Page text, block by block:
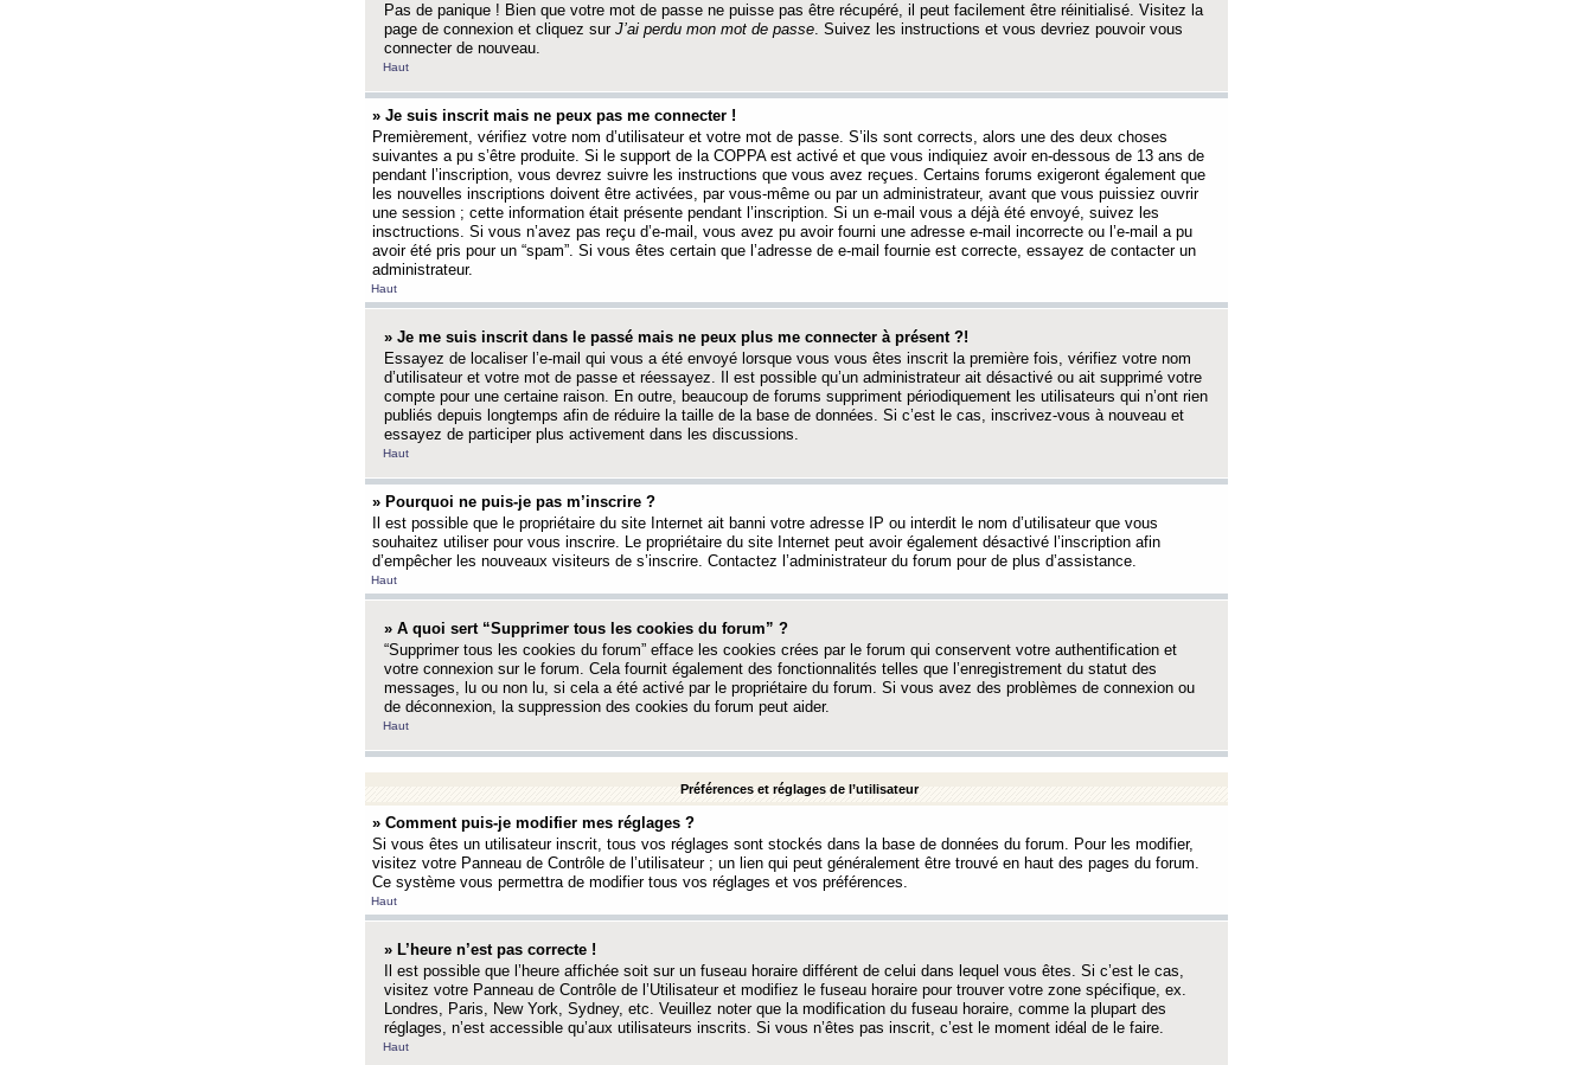
Pas de panique ! Bien que votre mot de passe ne puisse pas être récupéré, il peut facilement être réinitialisé. Visitez la
page de connexion et cliquez sur J’ai perdu mon mot de passe. Suivez les instructions et vous devriez pouvoir vous
connecter de nouveau.
Haut
» Je suis inscrit mais ne peux pas me connecter !
Premièrement, vérifiez votre nom d’utilisateur et votre mot de passe. S’ils sont corrects, alors une des deux choses
suivantes a pu s’être produite. Si le support de la COPPA est activé et que vous indiquiez avoir en-dessous de 13 ans de
pendant l’inscription, vous devrez suivre les instructions que vous avez reçues. Certains forums exigeront également que
les nouvelles inscriptions doivent être activées, par vous-même ou par un administrateur, avant que vous puissiez ouvrir
une session ; cette information était présente pendant l’inscription. Si un e-mail vous a déjà été envoyé, suivez les
insctructions. Si vous n’avez pas reçu d’e-mail, vous avez pu avoir fourni une adresse e-mail incorrecte ou l’e-mail a pu
avoir été pris pour un “spam”. Si vous êtes certain que l’adresse de e-mail fournie est correcte, essayez de contacter un
administrateur.
Haut
» Je me suis inscrit dans le passé mais ne peux plus me connecter à présent ?!
Essayez de localiser l’e-mail qui vous a été envoyé lorsque vous vous êtes inscrit la première fois, vérifiez votre nom
d’utilisateur et votre mot de passe et réessayez. Il est possible qu’un administrateur ait désactivé ou ait supprimé votre
compte pour une certaine raison. En outre, beaucoup de forums suppriment périodiquement les utilisateurs qui n’ont rien
publiés depuis longtemps afin de réduire la taille de la base de données. Si c’est le cas, inscrivez-vous à nouveau et
essayez de participer plus activement dans les discussions.
Haut
» Pourquoi ne puis-je pas m’inscrire ?
Il est possible que le propriétaire du site Internet ait banni votre adresse IP ou interdit le nom d’utilisateur que vous
souhaitez utiliser pour vous inscrire. Le propriétaire du site Internet peut avoir également désactivé l’inscription afin
d’empêcher les nouveaux visiteurs de s’inscrire. Contactez l’administrateur du forum pour de plus d’assistance.
Haut
» A quoi sert “Supprimer tous les cookies du forum” ?
“Supprimer tous les cookies du forum” efface les cookies crées par le forum qui conservent votre authentification et
votre connexion sur le forum. Cela fournit également des fonctionnalités telles que l’enregistrement du statut des
messages, lu ou non lu, si cela a été activé par le propriétaire du forum. Si vous avez des problèmes de connexion ou
de déconnexion, la suppression des cookies du forum peut aider.
Haut
Préférences et réglages de l’utilisateur
» Comment puis-je modifier mes réglages ?
Si vous êtes un utilisateur inscrit, tous vos réglages sont stockés dans la base de données du forum. Pour les modifier,
visitez votre Panneau de Contrôle de l’utilisateur ; un lien qui peut généralement être trouvé en haut des pages du forum.
Ce système vous permettra de modifier tous vos réglages et vos préférences.
Haut
» L’heure n’est pas correcte !
Il est possible que l’heure affichée soit sur un fuseau horaire différent de celui dans lequel vous êtes. Si c’est le cas,
visitez votre Panneau de Contrôle de l’Utilisateur et modifiez le fuseau horaire pour trouver votre zone spécifique, ex.
Londres, Paris, New York, Sydney, etc. Veuillez noter que la modification du fuseau horaire, comme la plupart des
réglages, n’est accessible qu’aux utilisateurs inscrits. Si vous n’êtes pas inscrit, c’est le moment idéal de le faire.
Haut